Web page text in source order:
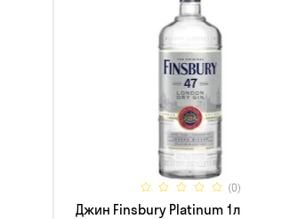
(0)
Джин Finsbury Platinum 1л